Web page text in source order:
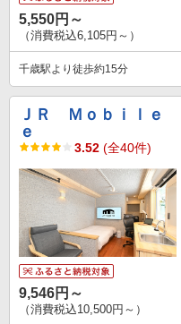
5,550円～
（消費税込6,105円～）
千歳駅より徒歩約15分
ＪＲ Ｍｏｂｉｌｅ
ｅ
3.52 (全40件)
9,546円～
（消費税込10,500円～）